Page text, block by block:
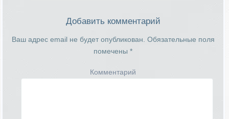
Добавить комментарий
Ваш адрес email не будет опубликован. Обязательные поля
помечены *
Комментарий